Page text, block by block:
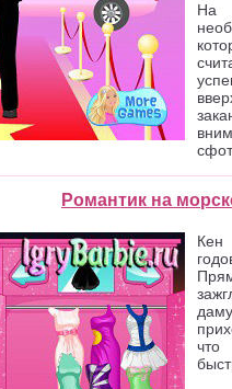
На
Романтик на
Кен
что